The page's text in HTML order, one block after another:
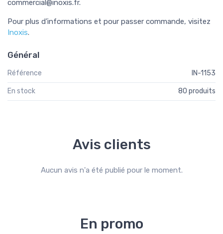
commercial@inoxis.fr.
Pour plus d’informations et pour passer commande, visitez
Inoxis.
Général
Référence IN-1153
En stock 80 produits
Avis clients
Aucun avis n'a été publié pour le moment.
En promo